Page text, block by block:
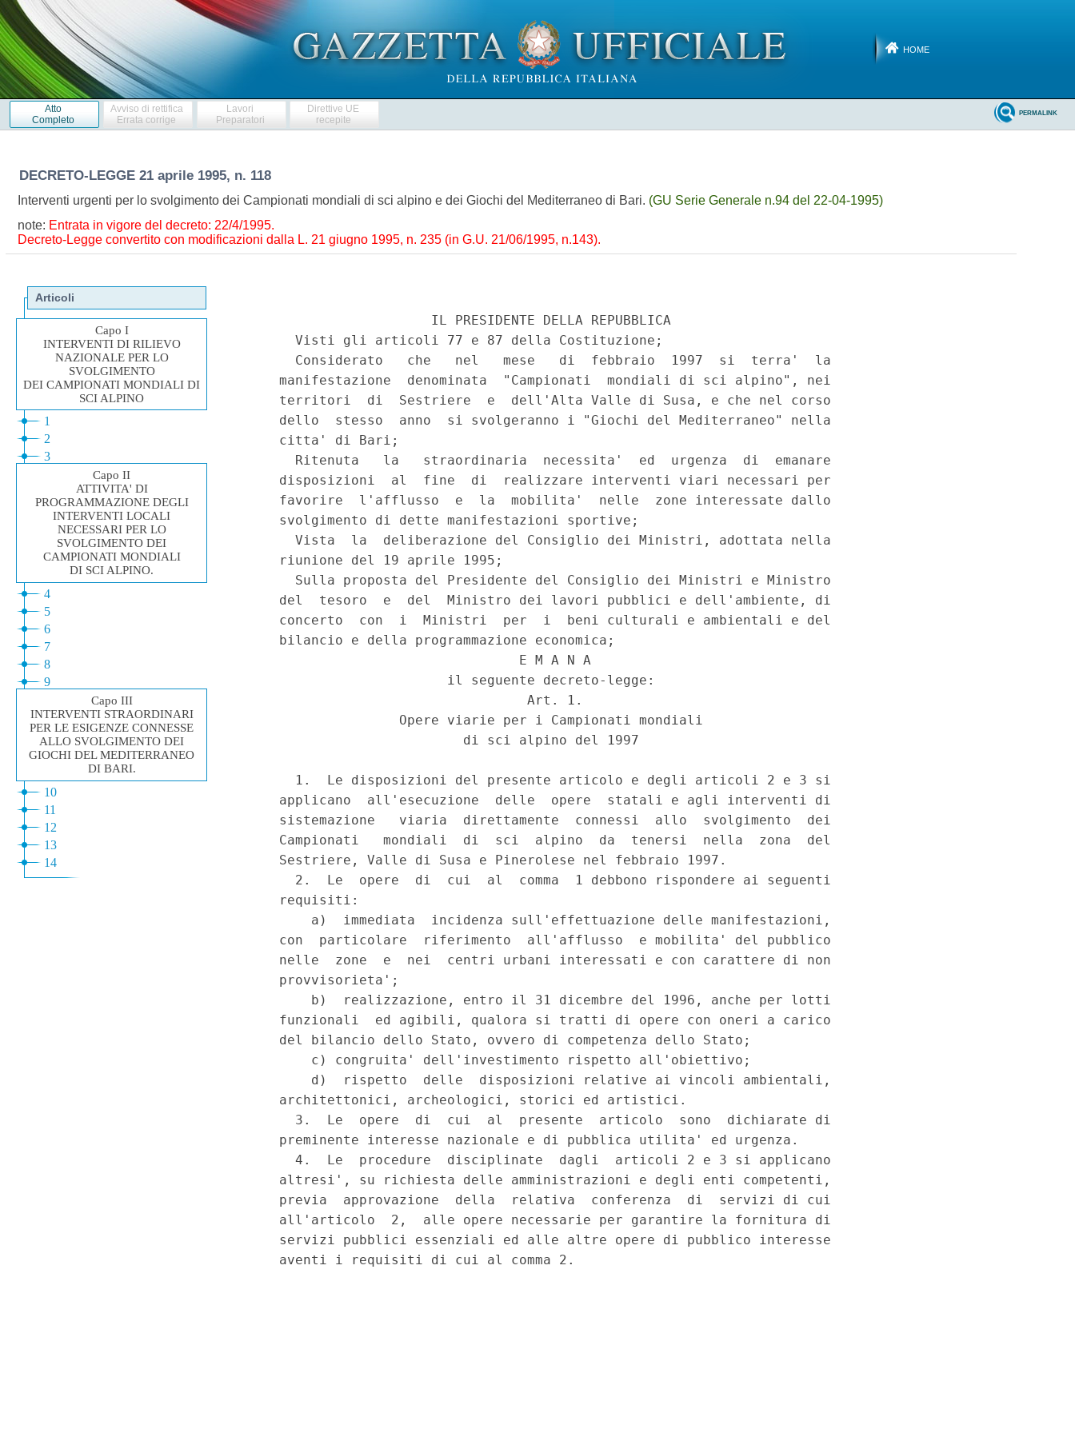
HOME
Atto
Completo
Avviso di rettifica
Errata corrige
Lavori
Preparatori
Direttive UE
recepite
PERMALINK
DECRETO-LEGGE 21 aprile 1995, n. 118
Interventi urgenti per lo svolgimento dei Campionati mondiali di sci alpino e dei Giochi del Mediterraneo di Bari. (GU Serie Generale n.94 del 22-04-1995)
note: Entrata in vigore del decreto: 22/4/1995.
Decreto-Legge convertito con modificazioni dalla L. 21 giugno 1995, n. 235 (in G.U. 21/06/1995, n.143).